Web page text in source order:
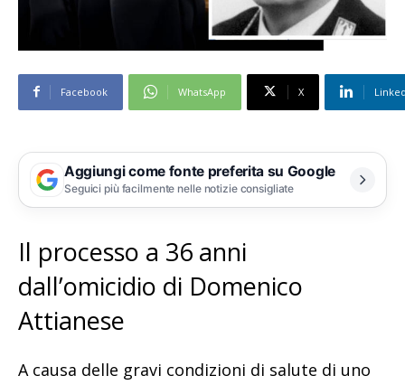
Facebook WhatsApp X
Aggiungi come fonte preferita su Google
Seguici più facilmente nelle notizie consigliate
Il processo a 36 anni
dall’omicidio di Domenico
Attianese
A causa delle gravi condizioni di salute di uno